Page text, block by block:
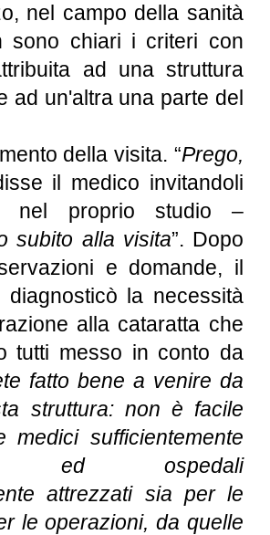
nel campo della sanità
sono chiari i criteri con
ad una struttura
ad un'altra una parte del
della visita. “Prego,
il medico invitandoli
nel proprio studio –
subito alla visita”. Dopo
e domande, il
diagnosticò la necessità
alla cataratta che
tutti messo in conto da
fatto bene a venire da
struttura: non è facile
medici sufficientemente
ed ospedali
attrezzati sia per le
le operazioni, da quelle